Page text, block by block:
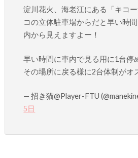
淀川花火、海老江にある「キコ
コの立体駐車場からだと早い時
内から見えますよー！
早い時間に車内で見る用に1台停
その場所に戻る様に2台体制がオ
— 招き猫@Player-FTU
5日